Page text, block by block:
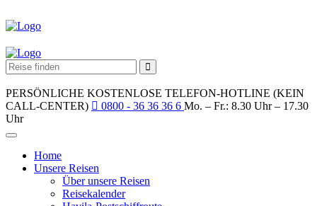
PERSÖNLICHE KOSTENLOSE TELEFON-HOTLINE (KEIN
CALL-CENTER)
0800 - 36 36 36 6 Mo. – Fr.: 8.30 Uhr – 17.30
Uhr
Home
Unsere Reisen
Über unsere Reisen
Reisekalender